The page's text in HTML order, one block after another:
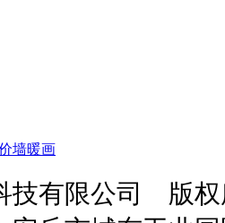
墙暖画
技有限公司